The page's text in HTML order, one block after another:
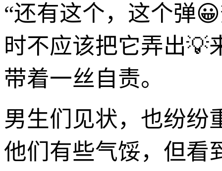
“还有这个，这个弹
时不应该把它弄出💡
带着一丝自责。
男生们见状，也纷纷
他们有些气馁，但看